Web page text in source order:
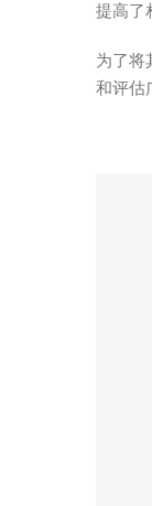
提高了
为了将
和评估